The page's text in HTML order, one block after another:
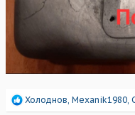
Р
Холоднов, Mexanik1980,